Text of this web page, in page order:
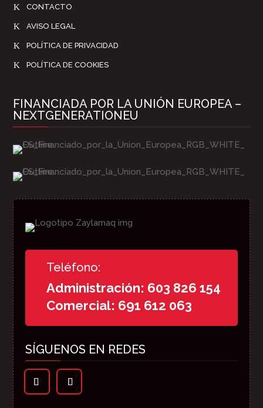
K CONTACTO
K AVISO LEGAL
K POLÍTICA DE PRIVACIDAD
K POLÍTICA DE COOKIES
FINANCIADA POR LA UNIÓN EUROPEA –
NEXTGENERATIONEU
Teléfono:
Administración: 603 826 154
Comercial: 691 612 063
SÍGUENOS EN REDES